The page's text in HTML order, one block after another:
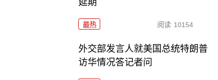
延期
最热 阅读 10154
外交部发言人就美国总统特朗普
访华情况答记者问